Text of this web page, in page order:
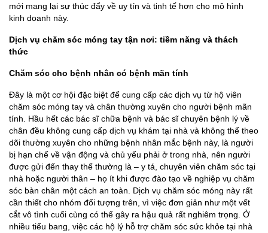
mới mang lại sự thúc đẩy về uy tín và tinh tế hơn cho mô hình
kinh doanh này.
Dịch vụ chăm sóc móng tay tận nơi: tiềm năng và thách
thức
Chăm sóc cho bệnh nhân có bệnh mãn tính
Đây là một cơ hội đặc biệt để cung cấp các dịch vụ từ hộ viên
chăm sóc móng tay và chân thường xuyên cho người bệnh mãn
tính. Hầu hết các bác sĩ chữa bệnh và bác sĩ chuyên bệnh lý về
chân đều không cung cấp dịch vụ khám tại nhà và không thể theo
dõi thường xuyên cho những bệnh nhân mắc bệnh này, là người
bị hạn chế về vận động và chủ yếu phải ở trong nhà, nên người
được gửi đến thay thế thường là – y tá, chuyên viên chăm sóc tại
nhà hoặc người thân – họ ít khi được đào tạo về nghiệp vụ chăm
sóc bàn chân một cách an toàn. Dịch vụ chăm sóc móng này rất
cần thiết cho nhóm đối tượng trên, vì việc đơn giản như một vết
cắt vô tình cuối cùng có thể gây ra hậu quả rất nghiêm trọng. Ở
nhiều tiểu bang, việc các hộ lý hỗ trợ chăm sóc sức khỏe tại nhà